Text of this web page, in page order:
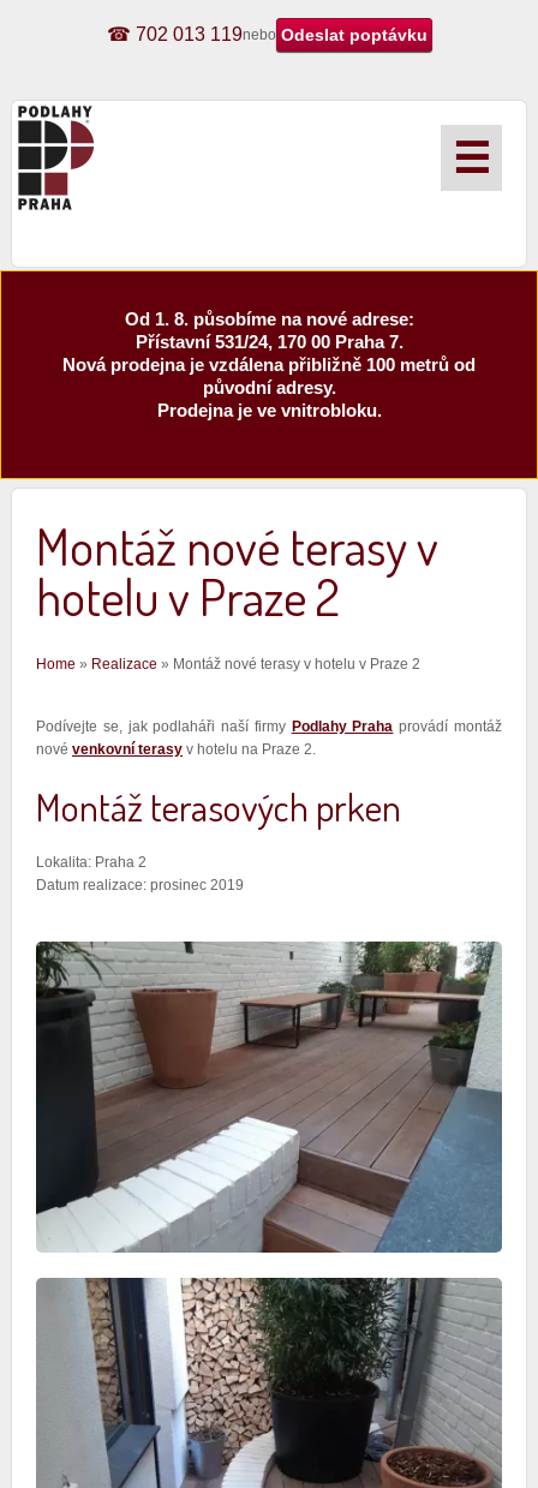
☎ 702 013 119nebo
☰
Od 1. 8. působíme na nové adrese:
Přístavní 531/24, 170 00 Praha 7.
Nová prodejna je vzdálena přibližně 100 metrů od
původní adresy.
Prodejna je ve vnitrobloku.
Montáž nové terasy v
hotelu v Praze 2
Jste zde
Home » Realizace » Montáž nové terasy v hotelu v Praze 2
Podívejte se, jak podlaháři naší firmy Podlahy Praha provádí montáž
nové venkovní terasy v hotelu na Praze 2.
Montáž terasových prken
Lokalita: Praha 2
Datum realizace: prosinec 2019